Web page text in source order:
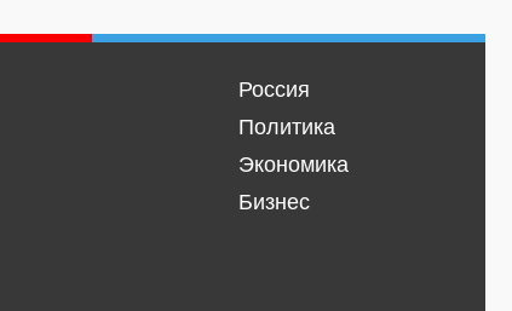
Россия
Политика
Экономика
Бизнес